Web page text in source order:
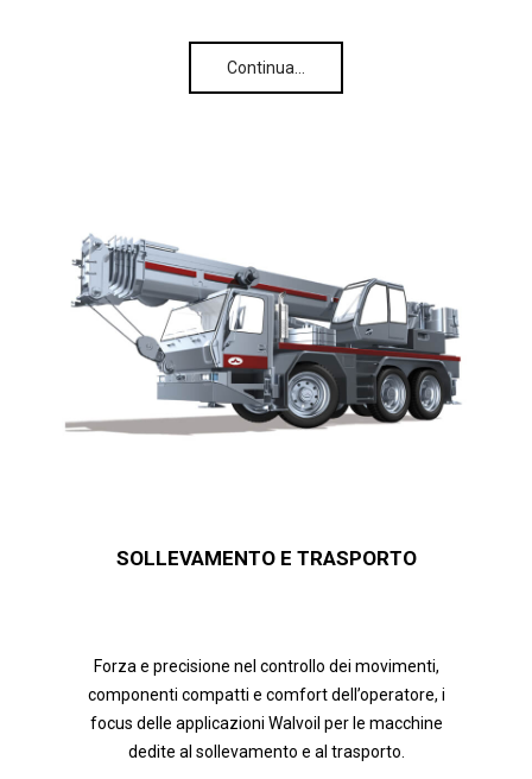
Continua…
SOLLEVAMENTO E TRASPORTO
Forza e precisione nel controllo dei movimenti,
componenti compatti e comfort dell’operatore, i
focus delle applicazioni Walvoil per le macchine
dedite al sollevamento e al trasporto.